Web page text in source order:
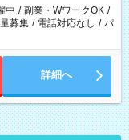
中 / 副業・WワークOK /
募集 / 電話対応なし / パ
詳細へ